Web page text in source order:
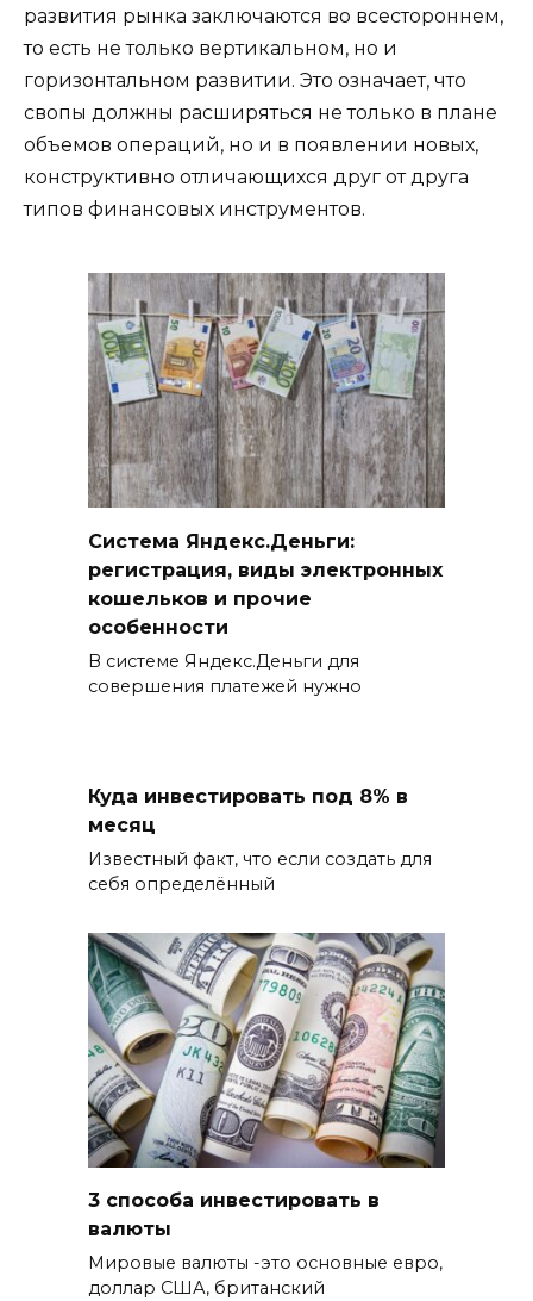
развития рынка заключаются во всестороннем,
то есть не только вертикальном, но и
горизонтальном развитии. Это означает, что
свопы должны расширяться не только в плане
объемов операций, но и в появлении новых,
конструктивно отличающихся друг от друга
типов финансовых инструментов.
Система Яндекс.Деньги:
регистрация, виды электронных
кошельков и прочие
особенности
В системе Яндекс.Деньги для
совершения платежей нужно
Куда инвестировать под 8% в
месяц
Известный факт, что если создать для
себя определённый
3 способа инвестировать в
валюты
Мировые валюты -это основные евро,
доллар США, британский